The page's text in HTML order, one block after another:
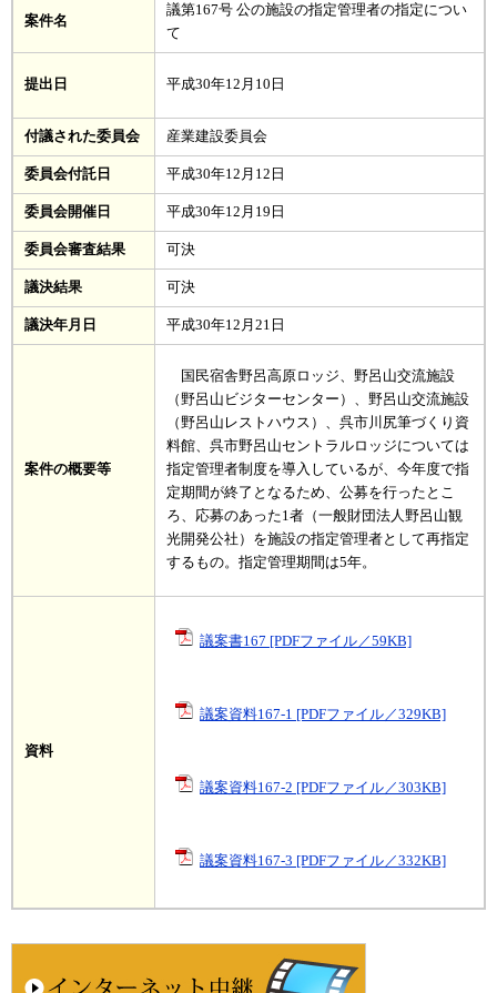
案件名
議第167号 公の施設の指定管理者の指定につい
て
提出日 平成30年12月10日
付議された委員会 産業建設委員会
委員会付託日 平成30年12月12日
委員会開催日 平成30年12月19日
委員会審査結果 可決
議決結果 可決
議決年月日 平成30年12月21日
案件の概要等
国民宿舎野呂高原ロッジ、野呂山交流施設
（野呂山ビジターセンター）、野呂山交流施設
（野呂山レストハウス）、呉市川尻筆づくり資
料館、呉市野呂山セントラルロッジについては
指定管理者制度を導入しているが、今年度で指
定期間が終了となるため、公募を行ったとこ
ろ、応募のあった1者（一般財団法人野呂山観
光開発公社）を施設の指定管理者として再指定
するもの。指定管理期間は5年。
資料
議案書167 [PDFファイル／59KB]
議案資料167-1 [PDFファイル／329KB]
議案資料167-2 [PDFファイル／303KB]
議案資料167-3 [PDFファイル／332KB]